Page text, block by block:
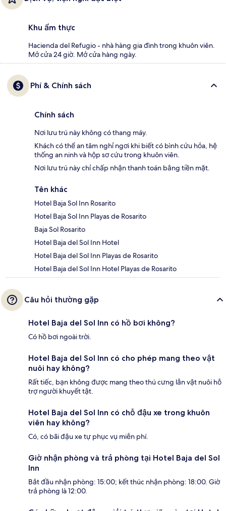
Khu ẩm thực
Hacienda del Refugio - nhà hàng gia đình trong khuôn viên.
Mở cửa 24 giờ. Mở cửa hàng ngày.
Phí & Chính sách
Chính sách
Nơi lưu trú này không có thang máy.
Khách có thể an tâm nghỉ ngơi khi biết có bình cứu hỏa, hệ
thống an ninh và hộp sơ cứu trong khuôn viên.
Nơi lưu trú này chỉ chấp nhận thanh toán bằng tiền mặt.
Tên khác
Hotel Baja Sol Inn Rosarito
Hotel Baja Sol Inn Playas de Rosarito
Baja Sol Rosarito
Hotel Baja del Sol Inn Hotel
Hotel Baja del Sol Inn Playas de Rosarito
Hotel Baja del Sol Inn Hotel Playas de Rosarito
Câu hỏi thường gặp
Hotel Baja del Sol Inn có hồ bơi không?
Có hồ bơi ngoài trời.
Hotel Baja del Sol Inn có cho phép mang theo vật
nuôi hay không?
Rất tiếc, bạn không được mang theo thú cưng lẫn vật nuôi hỗ
trợ người khuyết tật.
Hotel Baja del Sol Inn có chỗ đậu xe trong khuôn
viên hay không?
Có, có bãi đậu xe tự phục vụ miễn phí.
Giờ nhận phòng và trả phòng tại Hotel Baja del Sol
Inn
Bắt đầu nhận phòng: 15:00; kết thúc nhận phòng: 18:00. Giờ
trả phòng là 12:00.